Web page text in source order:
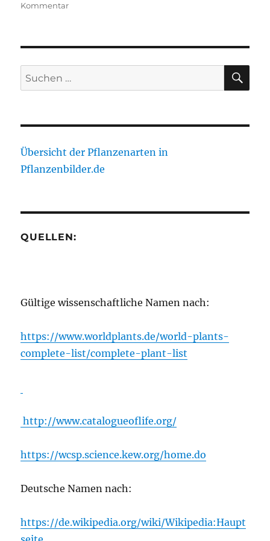
Kommentarzu
Suche
nach:
Übersicht der Pflanzenarten in
Pflanzenbilder.de
QUELLEN:
Gültige wissenschaftliche Namen nach:
https://www.worldplants.de/world-plants-
complete-list/complete-plant-list
http://www.catalogueoflife.org/
https://wcsp.science.kew.org/home.do
Deutsche Namen nach:
https://de.wikipedia.org/wiki/Wikipedia:Haupt